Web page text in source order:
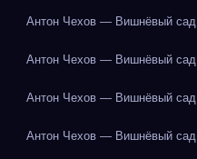
Антон Чехов — Вишнёвый сад
Антон Чехов — Вишнёвый сад
Антон Чехов — Вишнёвый сад
Антон Чехов — Вишнёвый сад